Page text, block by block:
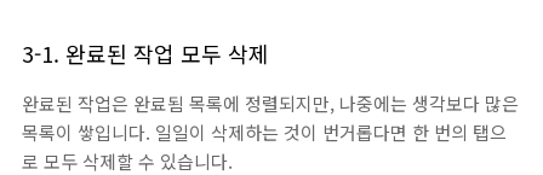
3-1. 완료된 작업 모두 삭제
완료된 작업은 완료됨 목록에 정렬되지만, 나중에는 생각보다 많은
목록이 쌓입니다. 일일이 삭제하는 것이 번거롭다면 한 번의 탭으
로 모두 삭제할 수 있습니다.